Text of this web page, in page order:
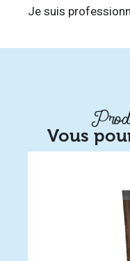
Je suis
Vous